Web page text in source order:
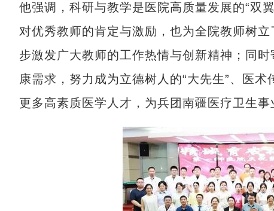
他强调，科研与教学是医院高质量发展的“双
对优秀教师的肯定与激励，也为全院教师树
步激发广大教师的工作热情与创新精神；同
康需求，努力成为立德树人的“大先生”、医
更多高素质医学人才，为兵团南疆医疗卫生事